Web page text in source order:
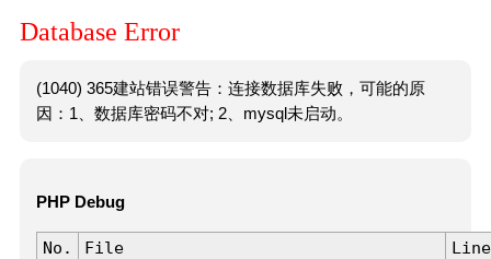
Database Error
(1040) 365建站错误警告：连接数据库失败，可能的原
因：1、数据库密码不对; 2、mysql未启动。
PHP Debug
No. File
Line